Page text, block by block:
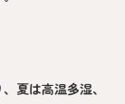
夏は高温多湿、